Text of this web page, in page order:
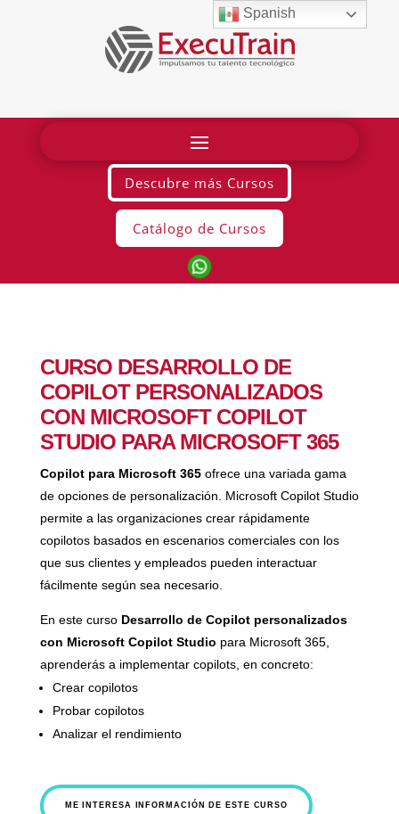
Descubre más Cursos
Catálogo de Cursos
CURSO DESARROLLO DE
COPILOT PERSONALIZADOS
CON MICROSOFT COPILOT
STUDIO PARA MICROSOFT 365
Copilot para Microsoft 365ofrece una variada gama
de opciones de personalización. Microsoft Copilot Studio
permite a las organizaciones crear rápidamente
copilotos basados en escenarios comerciales con los
que sus clientes y empleados pueden interactuar
fácilmente según sea necesario.
En este curso Desarrollo de Copilot personalizados
con Microsoft Copilot Studio para Microsoft 365,
aprenderás a implementar copilots, en concreto:
Crear copilotos
Probar copilotos
Analizar el rendimiento
ME INTERESA INFORMACIÓN DE ESTE CURSO
Spanish